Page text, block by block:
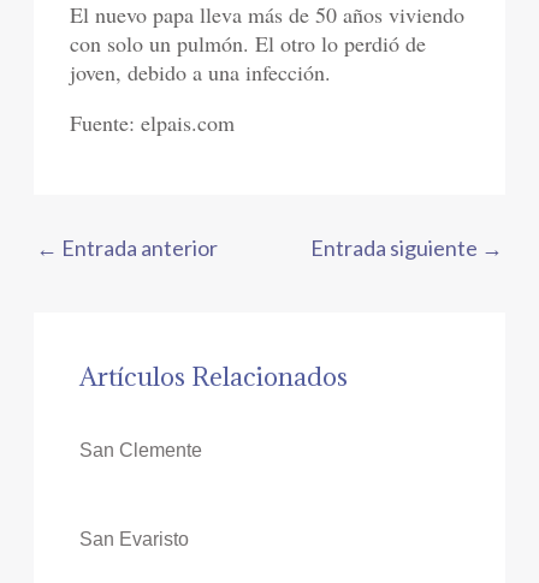
El nuevo papa lleva más de 50 años viviendo
con solo un pulmón. El otro lo perdió de
joven, debido a una infección.
Fuente: elpais.com
← Entrada anterior Entrada siguiente →
Artículos Relacionados
San Clemente
San Evaristo